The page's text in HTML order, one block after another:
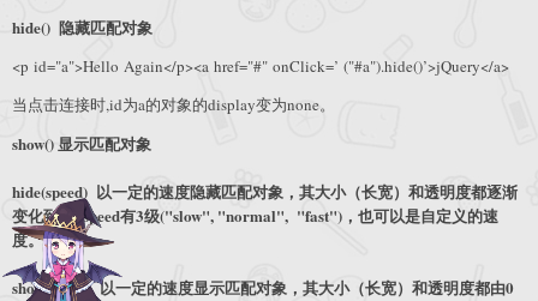
hide() 隐藏匹配对象
<p id="a">Hello Again</p><a href="#" onClick=’ ("#a").hide()’>jQuery</a>
当点击连接时,id为a的对象的display变为none。
show() 显示匹配对象
hide(speed) 以一定的速度隐藏匹配对象，其大小（长宽）和透明度都逐渐
变化到0，speed有3级("slow", "normal", "fast")，也可以是自定义的速
度。
show(speed) 以一定的速度显示匹配对象，其大小（长宽）和透明度都由0